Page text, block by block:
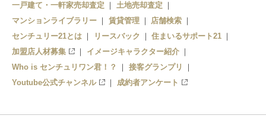
一戸建て・一軒家売却査定
土地売却査定
マンションライブラリー
賃貸管理
店舗検索
センチュリー21とは
リースバック
住まいるサポート21
加盟店人材募集
イメージキャラクター紹介
Who is センチュリワン君！？
接客グランプリ
Youtube公式チャンネル
成約者アンケート